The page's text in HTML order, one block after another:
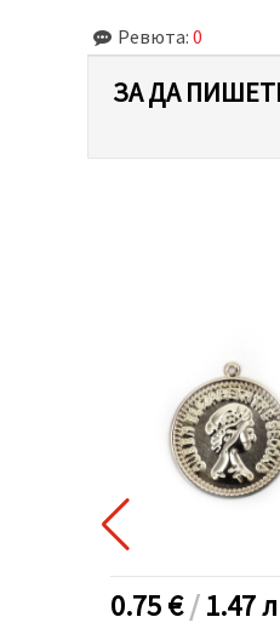
Ревюта: 0
ЗА ДА
0.75 €/1.47